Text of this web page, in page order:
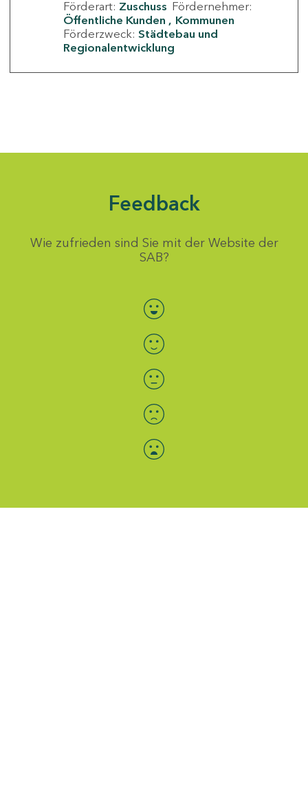
Förderart: Zuschuss Fördernehmer:
Öffentliche Kunden
Kommunen
Förderzweck: Städtebau und
Regionalentwicklung
Feedback
Wie zufrieden sind Sie mit der Website der
SAB?
Bewertung auswählen